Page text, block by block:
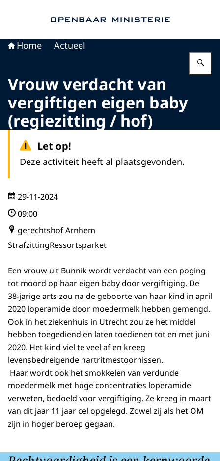
Home Actueel
Vrouw verdacht van
vergiftigen eigen baby
(regiezitting / hof)
Let op!
Deze activiteit heeft al plaatsgevonden.
29-11-2024
09:00
gerechtshof Arnhem
StrafzittingRessortsparket
Een vrouw uit Bunnik wordt verdacht van een poging
tot moord op haar eigen baby door vergiftiging. De
38-jarige arts zou na de geboorte van haar kind in april
2020 loperamide door moedermelk hebben gemengd.
Ook in het ziekenhuis in Utrecht zou ze het middel
hebben toegediend en laten toedienen tot en met juni
2020. Het kind viel te veel af en kreeg
levensbedreigende hartritmestoornissen.
Haar wordt ook het smokkelen van verdunde
moedermelk met hoge concentraties loperamide
verweten, bedoeld voor vergiftiging. Ze kreeg in maart
van dit jaar 11 jaar cel opgelegd. Zowel zij als het OM
zijn in hoger beroep gegaan.